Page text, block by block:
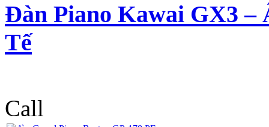
Đàn Piano Kawai GX3 –
Tế
Call